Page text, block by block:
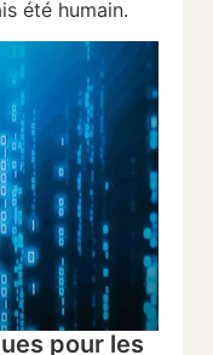
été humain.
pour les